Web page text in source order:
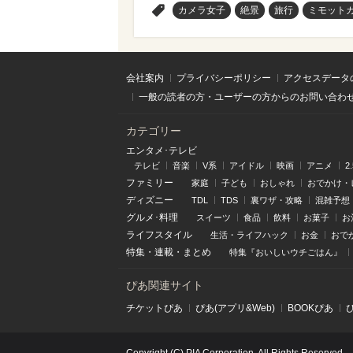
カメラ女子 絶景 旅行 ミモット
会社案内 プライバシーポリシー
アクセスデー
一般の読者の方・ユーザーの方からのお問い合わ
カテゴリー
エンタメ･テレビ
テレビ 音楽 V系 アイドル 映画 アニメ
ファミリー 家庭 子ども おしゃれ おでかけ・
ディズニー TDL TDS 裏ワザ・攻略 混雑予想
グルメ･料理 スイーツ 食品 飲料 お菓子 お
ライフスタイル 生活・ライフハック お金 おで
特集 ・ 連載 ・ まとめ 特集『おいしいウチごはん』
ぴあ関連サイト
チケットぴあ ぴあ(アプリ&Web) BOOKぴあ